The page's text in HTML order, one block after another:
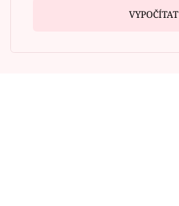
VYPOČÍTAT